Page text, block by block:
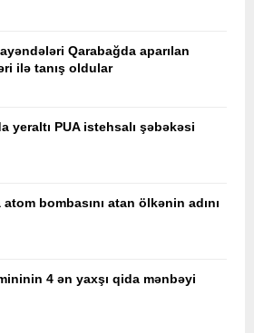
Qarabağda aparılan
ilə tanış oldular
yeraltı PUA istehsalı şəbəkəsi
bombasını atan ölkənin adını
4 ən yaxşı qida mənbəyi